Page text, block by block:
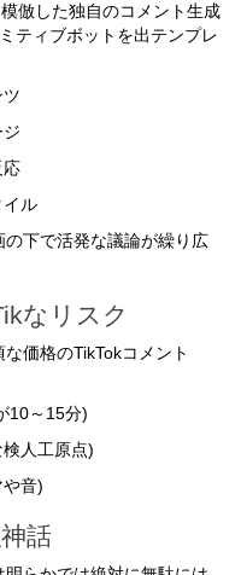
倣した独自のコメント生成
ティブボットを出テンプレ
応
イル
下で活発な議論が繰り広
なリスク
価格のTikTokコメント
10～15分)
人工原点)
音)
話